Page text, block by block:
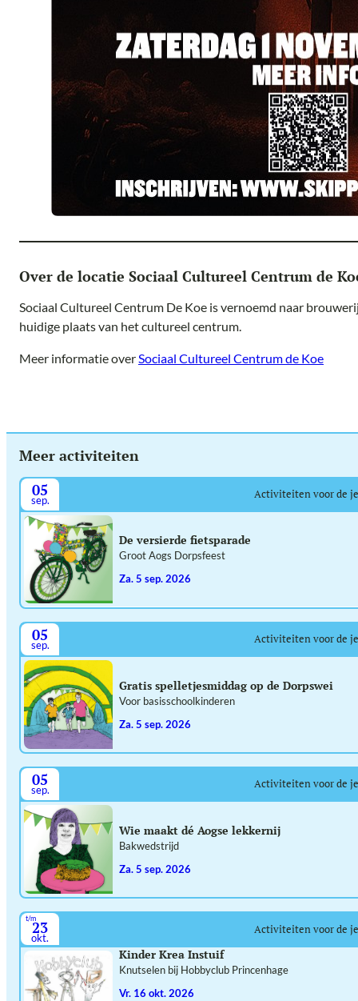
Over de locatie Sociaal Cultureel Centrum de
Sociaal Cultureel Centrum De Koe is vernoemd naar
huidige plaats van het cultureel centrum.
Meer informatie overSociaal Cultureel Centrum de Koe
Meer activiteiten
05
sep. Activiteiten voor de
De versierde fietsparade
Groot Aogs Dorpsfeest
za. 5 sep. 2026
05
sep. Activiteiten voor de
Gratis spelletjesmiddag op de Dorpswei
Voor basisschoolkinderen
za. 5 sep. 2026
05
sep. Activiteiten voor de
Wie maakt dé Aogse lekkernij
Bakwedstrijd
za. 5 sep. 2026
t/m
23
okt.
Activiteiten voor de
Kinder Krea Instuif
Knutselen bij Hobbyclub Princenhage
vr. 16 okt. 2026